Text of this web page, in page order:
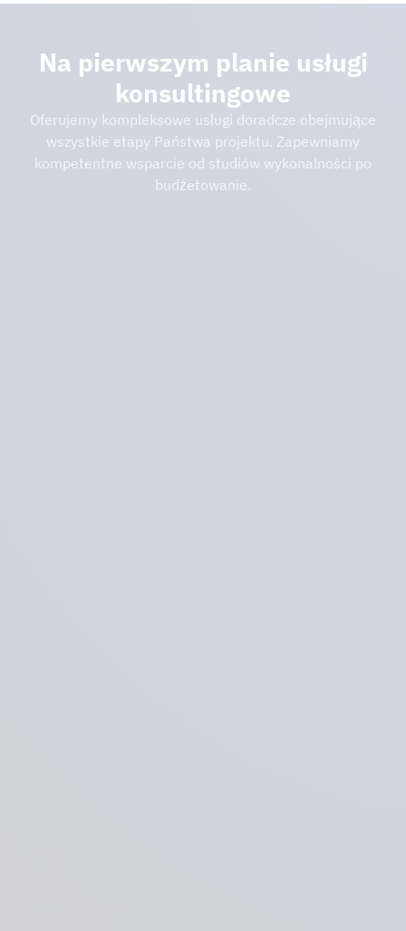
Na pierwszym planie usługi
konsultingowe
Oferujemy kompleksowe usługi doradcze obejmujące
wszystkie etapy Państwa projektu. Zapewniamy
kompetentne wsparcie od studiów wykonalności po
budżetowanie.